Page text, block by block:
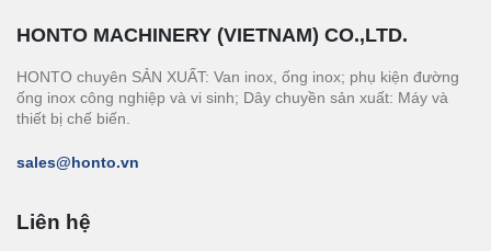
HONTO MACHINERY (VIETNAM) CO.,LTD.
HONTO chuyên SẢN XUẤT: Van inox, ống inox; phụ kiện đường
ống inox công nghiệp và vi sinh; Dây chuyền sản xuất: Máy và
thiết bị chế biến.
sales@honto.vn
Liên hệ